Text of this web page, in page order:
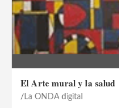
El Arte mural y la salud
La ONDA digital